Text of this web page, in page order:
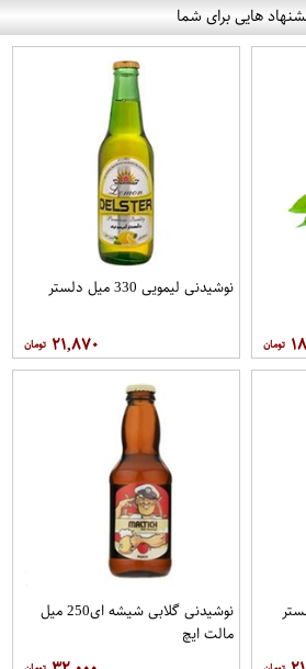
هایی برای شما
نوشیدنی لیمویی 330 میل دلستر
۲۱,۸۷۰
نوشیدنی گلابی شیشه ای250 میل
مالت ایچ